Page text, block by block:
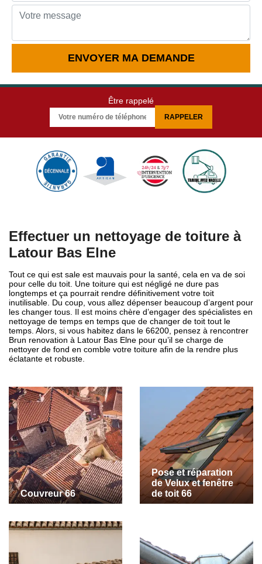
Être rappelé
Effectuer un nettoyage de toiture à
Latour Bas Elne
Tout ce qui est sale est mauvais pour la santé, cela en va de soi
pour celle du toit. Une toiture qui est négligé ne dure pas
longtemps et ça pourrait rendre définitivement votre toit
inutilisable. Du coup, vous allez dépenser beaucoup d’argent pour
les changer tous. Il est moins chère d’engager des spécialistes en
nettoyage de temps en temps que de changer de toit tout le
temps. Alors, si vous habitez dans le 66200, pensez à rencontrer
Brun renovation à Latour Bas Elne pour qu’il se charge de
nettoyer de fond en comble votre toiture afin de la rendre plus
éclatante et robuste.
Couvreur 66
Pose et réparation
de Velux et fenêtre
de toit 66